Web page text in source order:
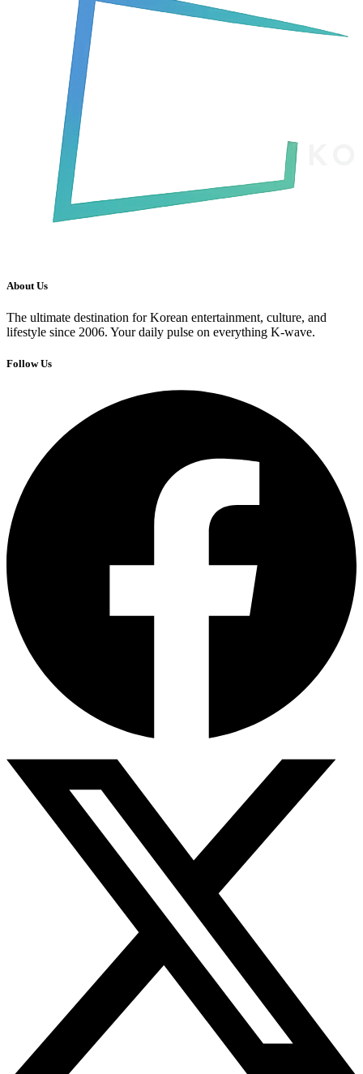
About Us
The ultimate destination for Korean entertainment, culture, and
lifestyle since 2006. Your daily pulse on everything K-wave.
Follow Us